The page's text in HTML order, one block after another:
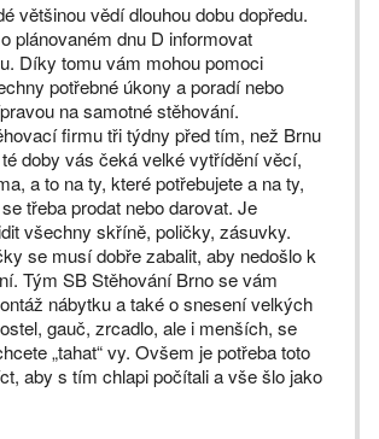
většinou vědí dlouhou dobu dopředu.
plánovaném dnu D informovat
Díky tomu vám mohou pomoci
potřebné úkony a poradí nebo
na samotné stěhování.
firmu tři týdny před tím, než Brnu
doby vás čeká velké vytřídění věcí,
a to na ty, které potřebujete a na ty,
třeba prodat nebo darovat. Je
všechny skříně, poličky, zásuvky.
se musí dobře zabalit, aby nedošlo k
Tým SB Stěhování Brno se vám
nábytku a také o snesení velkých
gauč, zrcadlo, ale i menších, se
„tahat“ vy. Ovšem je potřeba toto
aby s tím chlapi počítali a vše šlo jako